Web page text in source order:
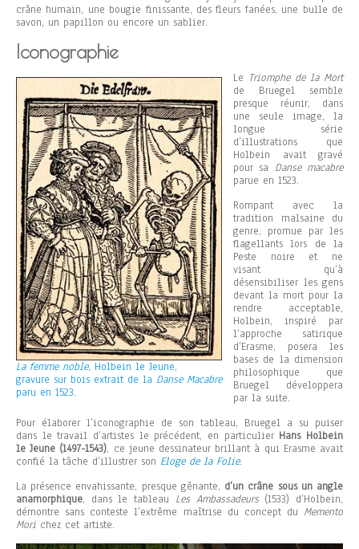
crâne humain, une bougie finissante, des fleurs fanées, une bulle de
savon, un papillon ou encore un sablier.
Iconographie
La femme noble, Holbein le Jeune,
gravure sur bois extrait de la Danse Macabre
paru en 1523.
Le Triomphe de la Mort
de Bruegel semble
presque réunir, dans
une seule image, la
longue série
d’illustrations que
Holbein avait gravé
pour sa Danse macabre
parue en 1523.
Rompant avec la
tradition malsaine du
genre, promue par les
flagellants lors de la
Peste noire et ne
visant qu’à
désensibiliser les gens
devant la mort pour la
rendre acceptable,
Holbein, inspiré par
l’approche satirique
d’Erasme, posera les
bases de la dimension
philosophique que
Bruegel développera
par la suite.
Pour élaborer l’iconographie de son tableau, Bruegel a su puiser
dans le travail d’artistes le précédent, en particulier Hans Holbein
le Jeune (1497-1543), ce jeune dessinateur brillant à qui Erasme avait
confié la tâche d’illustrer son Eloge de la Folie.
La présence envahissante, presque gênante, d’un crâne sous un angle
anamorphique, dans le tableau Les Ambassadeurs(1533) d’Holbein,
démontre sans conteste l’extrême maîtrise du concept du Memento
Mori chez cet artiste.